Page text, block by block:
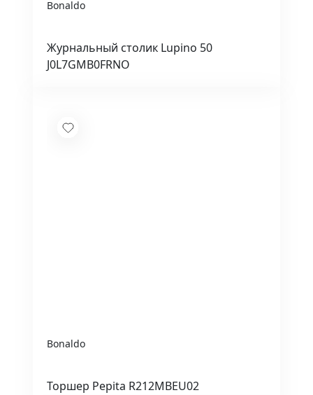
Bonaldo
Журнальный столик Lupino 50
J0L7GMB0FRNO
Bonaldo
Торшер Pepita R212MBEU02